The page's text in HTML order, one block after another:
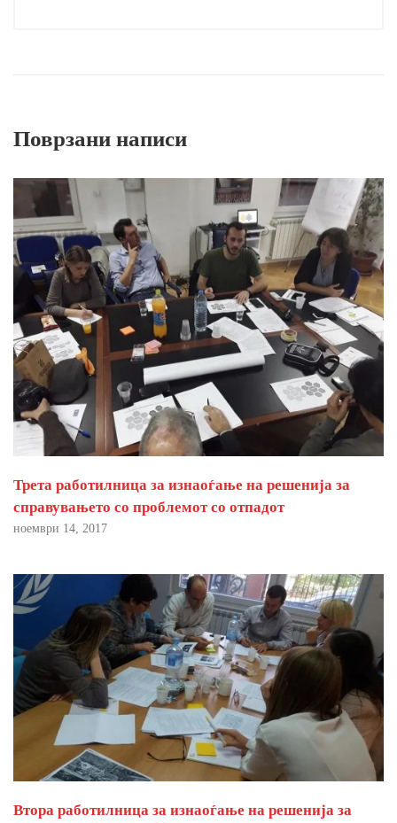
Поврзани написи
Трета работилница за изнаоѓање на решенија за
справувањето со проблемот со отпадот
ноември 14, 2017
Втора работилница за изнаоѓање на решенија за